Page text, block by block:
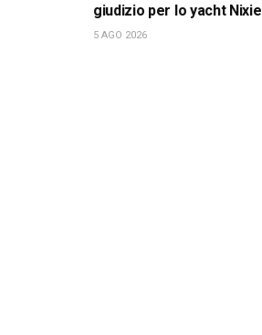
giudizio per lo yacht Nixie
5 AGO 2026